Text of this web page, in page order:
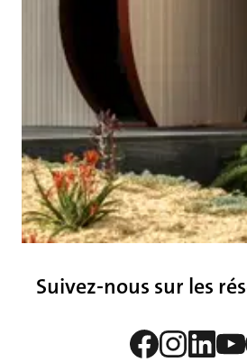
Suivez-nous sur les